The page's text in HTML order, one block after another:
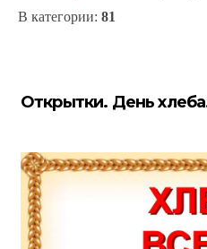
В категории: 81
Открытки. День